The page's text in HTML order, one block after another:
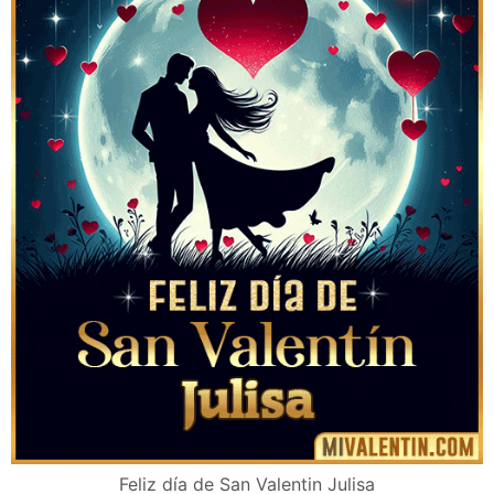
Feliz día de San Valentin Julisa